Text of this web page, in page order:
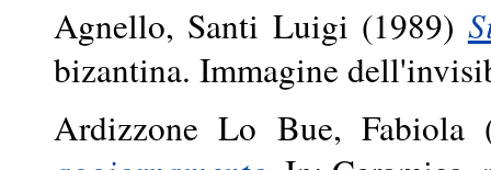
Agnello, Santi Luigi (1989)
bizantina. Immagine
Ardizzone Lo Bue, Fabiola